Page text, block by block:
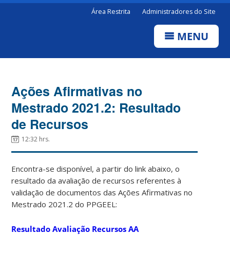
Área Restrita Administradores do Site
MENU
Ações Afirmativas no
Mestrado 2021.2: Resultado
de Recursos
12:32 hrs.
Encontra-se disponível, a partir do link abaixo, o
resultado da avaliação de recursos referentes à
validação de documentos das Ações Afirmativas no
Mestrado 2021.2 do PPGEEL:
Resultado Avaliação Recursos AA